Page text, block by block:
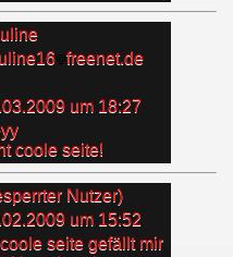
freenet.de
um 18:27
coole seite!
Nutzer)
um 15:52
seite gefällt mir